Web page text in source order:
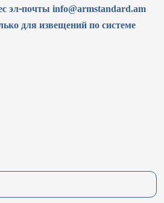
эл-почты info@armstandard.am
для извещений по системе